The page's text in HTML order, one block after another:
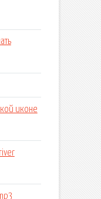
иконе